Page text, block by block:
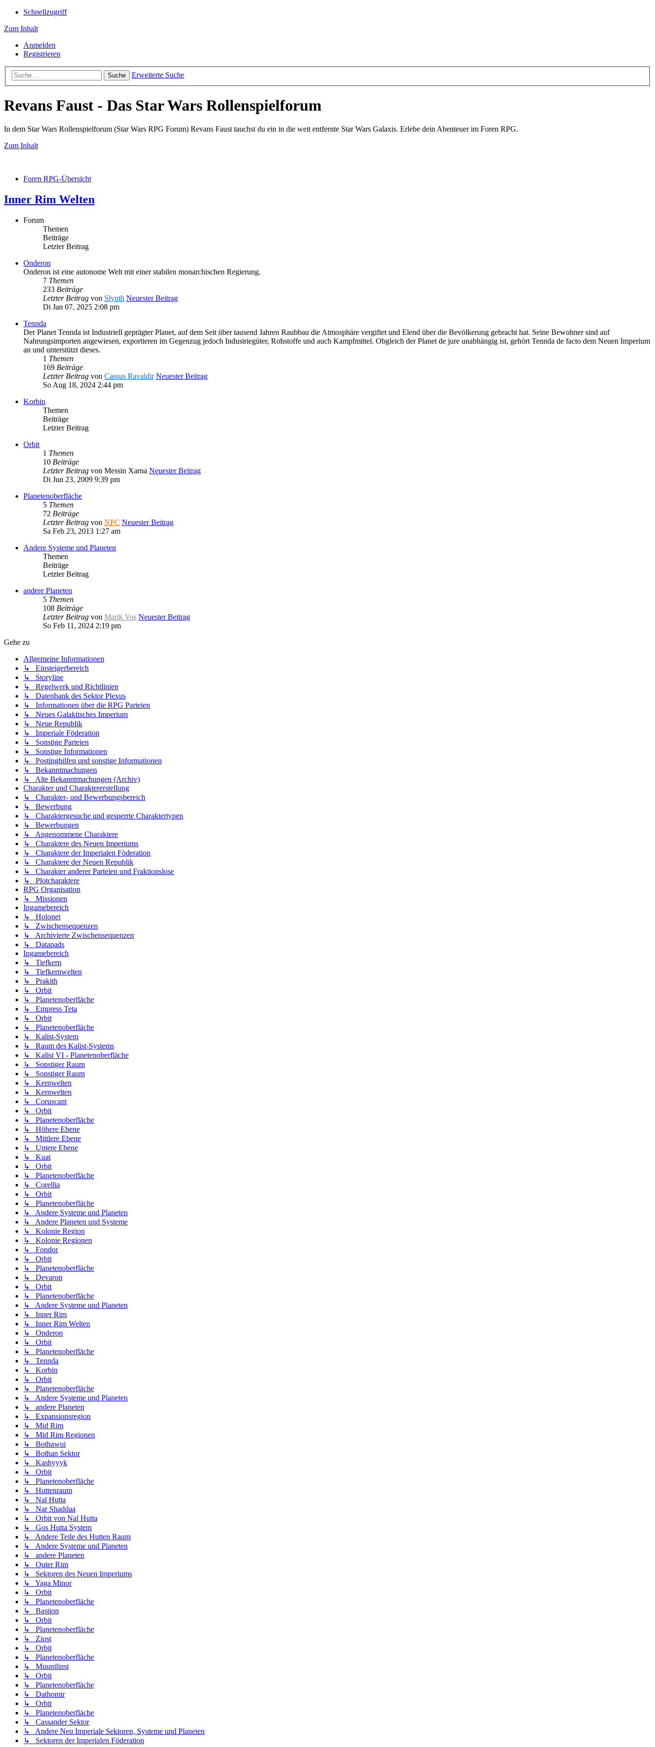
Schnellzugriff
Zum Inhalt
Anmelden
Registrieren
Suche Erweiterte Suche
Revans Faust - Das Star Wars Rollenspielforum
In dem Star Wars Rollenspielforum (Star Wars RPG Forum) Revans Faust tauchst du ein in die weit entfernte Star Wars Galaxis. Erlebe dein Abenteuer im Foren RPG.
Zum Inhalt
Foren RPG-Übersicht
Inner Rim Welten
Forum
Themen
Beiträge
Letzter Beitrag
Onderon
Onderon ist eine autonome Welt mit einer stabilen monarchischen Regierung.
7 Themen
233 Beiträge
Letzter Beitrag von Slynth Neuester Beitrag
Di Jan 07, 2025 2:08 pm
Tennda
Der Planet Tennda ist Industriell geprägter Planet, auf dem Seit über tausend Jahren Raubbau die Atmosphäre vergiftet und Elend über die Bevölkerung gebracht hat. Seine Bewohner sind auf
Nahrungsimporten angewiesen, exportieren im Gegenzug jedoch Industriegüter, Rohstoffe und auch Kampfmittel. Obgleich der Planet de jure unabhängig ist, gehört Tennda de facto dem Neuen Imperium
an und unterstützt dieses.
1 Themen
169 Beiträge
Letzter Beitrag von Cassus Ravaldir Neuester Beitrag
So Aug 18, 2024 2:44 pm
Korbin
Themen
Beiträge
Letzter Beitrag
Orbit
1 Themen
10 Beiträge
Letzter Beitrag von Messin Xarna Neuester Beitrag
Di Jun 23, 2009 9:39 pm
Planetenoberfläche
5 Themen
72 Beiträge
Letzter Beitrag von NPC Neuester Beitrag
Sa Feb 23, 2013 1:27 am
Andere Systeme und Planeten
Themen
Beiträge
Letzter Beitrag
andere Planeten
5 Themen
108 Beiträge
Letzter Beitrag von Marik Vos Neuester Beitrag
So Feb 11, 2024 2:19 pm
Gehe zu
Allgemeine Informationen
↳ Einsteigerbereich
↳ Storyline
↳ Regelwerk und Richtlinien
↳ Datenbank des Sektor Plexus
↳ Informationen über die RPG Parteien
↳ Neues Galaktisches Imperium
↳ Neue Republik
↳ Imperiale Föderation
↳ Sonstige Parteien
↳ Sonstige Informationen
↳ Postinghilfen und sonstige Informationen
↳ Bekanntmachungen
↳ Alte Bekanntmachungen (Archiv)
Charakter und Charaktererstellung
↳ Charakter- und Bewerbungsbereich
↳ Bewerbung
↳ Charaktergesuche und gesperrte Charaktertypen
↳ Bewerbungen
↳ Angenommene Charaktere
↳ Charaktere des Neuen Imperiums
↳ Charaktere der Imperialen Föderation
↳ Charaktere der Neuen Republik
↳ Charakter anderer Parteien und Fraktionslose
↳ Plotcharaktere
RPG Organisation
↳ Missionen
Ingamebereich
↳ Holonet
↳ Zwischensequenzen
↳ Archivierte Zwischensequenzen
↳ Datapads
Ingamebereich
↳ Tiefkern
↳ Tiefkernwelten
↳ Prakith
↳ Orbit
↳ Planetenoberfläche
↳ Empress Teta
↳ Orbit
↳ Planetenoberfläche
↳ Kalist-System
↳ Raum des Kalist-Systems
↳ Kalist VI - Planetenoberfläche
↳ Sonstiger Raum
↳ Sonstiger Raum
↳ Kernwelten
↳ Kernwelten
↳ Coruscant
↳ Orbit
↳ Planetenoberfläche
↳ Höhere Ebene
↳ Mittlere Ebene
↳ Untere Ebene
↳ Kuat
↳ Orbit
↳ Planetenoberfläche
↳ Corellia
↳ Orbit
↳ Planetenoberfläche
↳ Andere Systeme und Planeten
↳ Andere Planeten und Systeme
↳ Kolonie Region
↳ Kolonie Regionen
↳ Fondor
↳ Orbit
↳ Planetenoberfläche
↳ Devaron
↳ Orbit
↳ Planetenoberfläche
↳ Andere Systeme und Planeten
↳ Inner Rim
↳ Inner Rim Welten
↳ Onderon
↳ Orbit
↳ Planetenoberfläche
↳ Tennda
↳ Korbin
↳ Orbit
↳ Planetenoberfläche
↳ Andere Systeme und Planeten
↳ andere Planeten
↳ Expansionsregion
↳ Mid Rim
↳ Mid Rim Regionen
↳ Bothawui
↳ Bothan Sektor
↳ Kashyyyk
↳ Orbit
↳ Planetenoberfläche
↳ Huttenraum
↳ Nal Hutta
↳ Nar Shaddaa
↳ Orbit von Nal Hutta
↳ Gos Hutta System
↳ Andere Teile des Hutten Raum
↳ Andere Systeme und Planeten
↳ andere Planeten
↳ Outer Rim
↳ Sektoren des Neuen Imperiums
↳ Yaga Minor
↳ Orbit
↳ Planetenoberfläche
↳ Bastion
↳ Orbit
↳ Planetenoberfläche
↳ Ziost
↳ Orbit
↳ Planetenoberfläche
↳ Muunilinst
↳ Orbit
↳ Planetenoberfläche
↳ Dathomir
↳ Orbit
↳ Planetenoberfläche
↳ Cassander Sektor
↳ Andere Neu Imperiale Sektoren, Systeme und Planeten
↳ Sektoren der Imperialen Föderation